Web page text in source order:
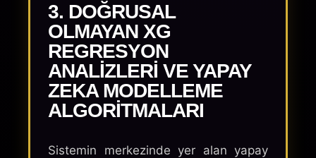
3. DOĞRUSAL
OLMAYAN XG
REGRESYON
ANALIZLERI VE YAPAY
ZEKA MODELLEME
ALGORITMALARI
Sistemin merkezinde yer alan yapay